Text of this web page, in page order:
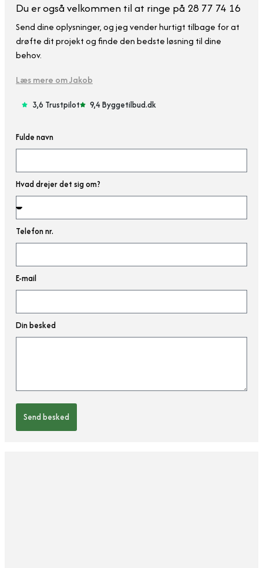
Du er også velkommen til at ringe på 28 77 74 16
Send dine oplysninger, og jeg vender hurtigt tilbage for at
drøfte dit projekt og finde den bedste løsning til dine
behov.
Læs mere om Jakob
3,6 Trustpilot 9,4 Byggetilbud.dk
Fulde navn
Hvad drejer det sig om?
Telefon nr.
E-mail
Din besked
Send besked